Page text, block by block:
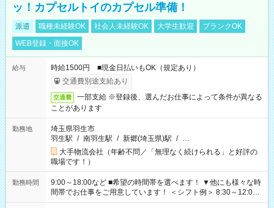
ッ！カプセルトイのカプセル準備！
派遣 職種未経験OK 社会人未経験OK 大学生歓迎
ブランクOK
WEB登録・面接OK
給与
時給1500円 ■現金日払いもOK（規定あり）
交通費別途支給あり
交通費
一部支給 ※登録後、選んだお仕事によって条件が異なる
ことがあります
勤務地
埼玉県羽生市
羽生駅 / 南羽生駅 / 新郷(埼玉県)駅 / …
大手物流会社（年齢不問／「無理なく続けられる」と好評の
職場です！）
勤務時間
9:00～18:00など ■希望の時間帯を選べます！ ▼他にも様々な時
間帯でお仕事をご用意しています！ ＜シフト例＞ 8:30～12:00
17:00～22:00 13:00～22:00 22:00～翌6:00 など